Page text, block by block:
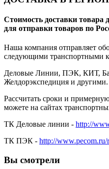
Стоимость доставки товара
для отправки товаров по
Наша компания отправляет
следующими транспортными
Деловые Линии, ПЭК, КИТ,
Желдорэкспедиция и другими.
Рассчитать сроки и
можете на сайтах
ТК Деловые линии - http://
ТК ПЭК - http://www.pecom.ru/
Вы смотрели